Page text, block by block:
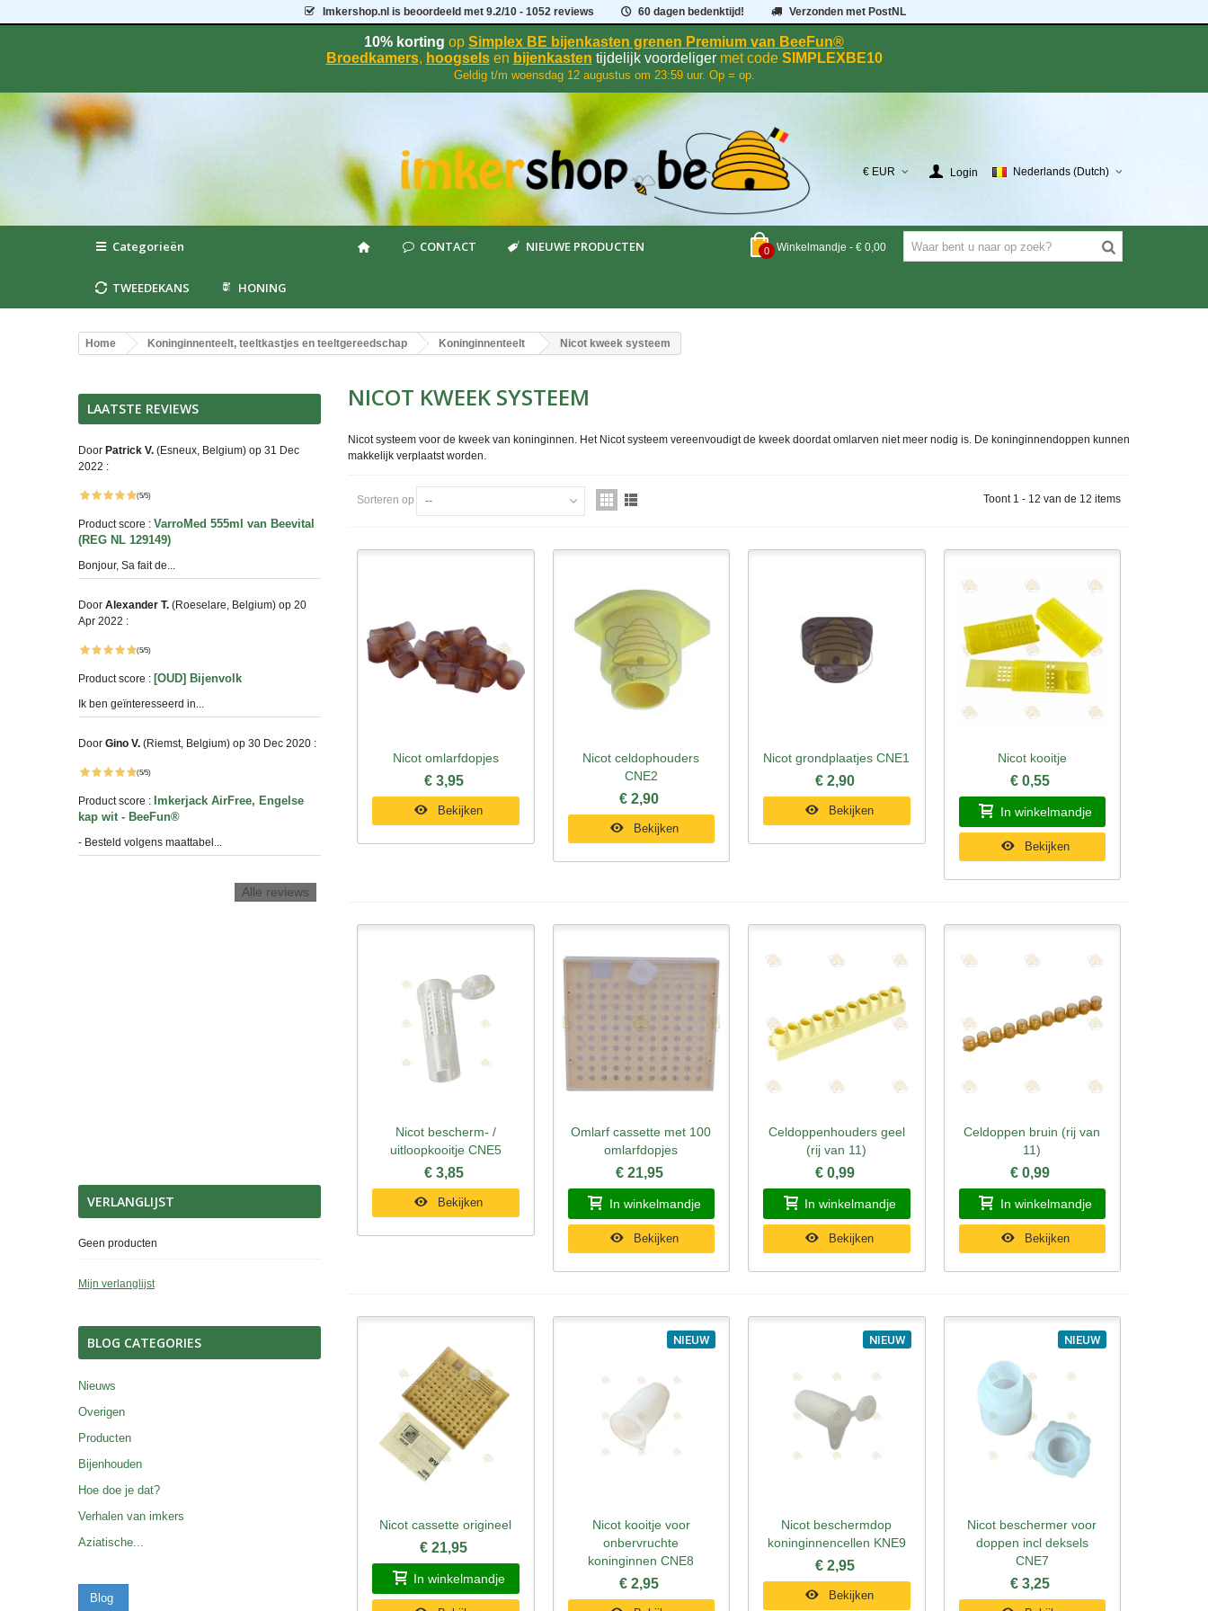
Imkershop.nl is beoordeeld met 9.2/10 - 1052 reviews 60 dagen bedenktijd! Verzonden met PostNL
10% korting op Simplex BE bijenkasten grenen Premium van BeeFun®
Broedkamers, hoogselsen bijenkasten tijdelijk voordeligermet codeSIMPLEXBE10
Geldig t/m woensdag 12 augustus om 23:59 uur. Op = op.
€ EUR Login Nederlands (Dutch)
0 Winkelmandje - € 0,00
Categorieën CONTACT NIEUWE PRODUCTEN
TWEEDEKANS HONING
Home Koninginnenteelt, teeltkastjes en teeltgereedschap Koninginnenteelt Nicot kweek systeem
LAATSTE REVIEWS
Door Patrick V. (Esneux, Belgium) op 31 Dec
2022 :
(5/5)
Product score : VarroMed 555ml van Beevital
(REG NL 129149)
Bonjour, Sa fait de...
Door Alexander T. (Roeselare, Belgium) op 20
Apr 2022 :
(5/5)
Product score : [OUD] Bijenvolk
Ik ben geïnteresseerd in...
Door Gino V. (Riemst, Belgium) op 30 Dec 2020 :
(5/5)
Product score : Imkerjack AirFree, Engelse
kap wit - BeeFun®
- Besteld volgens maattabel...
Alle reviews
VERLANGLIJST
Geen producten
Mijn verlanglijst
BLOG CATEGORIES
Nieuws
Overigen
Producten
Bijenhouden
Hoe doe je dat?
Verhalen van imkers
Aziatische...
Blog
NICOT KWEEK SYSTEEM
Nicot systeem voor de kweek van koninginnen. Het Nicot systeem vereenvoudigt de kweek doordat omlarven niet meer nodig is. De koninginnendoppen kunnen
makkelijk verplaatst worden.
Sorteren op -- Toont 1 - 12 van de 12 items
Snel bekijken
Nicot omlarfdopjes
€ 3,95
Bekijken
Snel bekijken
Nicot celdophouders
CNE2
€ 2,90
Bekijken
Snel bekijken
Nicot grondplaatjes CNE1
€ 2,90
Bekijken
Snel bekijken
Nicot kooitje
€ 0,55
In winkelmandje
Bekijken
Snel bekijken
Nicot bescherm- /
uitloopkooitje CNE5
€ 3,85
Bekijken
Snel bekijken
Omlarf cassette met 100
omlarfdopjes
€ 21,95
In winkelmandje
Bekijken
Snel bekijken
Celdoppenhouders geel
(rij van 11)
€ 0,99
In winkelmandje
Bekijken
Snel bekijken
Celdoppen bruin (rij van
11)
€ 0,99
In winkelmandje
Bekijken
Snel bekijken
Nicot cassette origineel
€ 21,95
In winkelmandje
NIEUW
Snel bekijken
Nicot kooitje voor
onbervruchte
koninginnen CNE8
€ 2,95
NIEUW
Snel bekijken
Nicot beschermdop
koninginnencellen KNE9
€ 2,95
Bekijken
NIEUW
Snel bekijken
Nicot beschermer voor
doppen incl deksels
CNE7
€ 3,25